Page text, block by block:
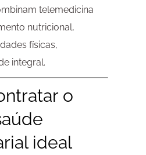
telemedicina
nutricional,
físicas,
integral.
o
ideal